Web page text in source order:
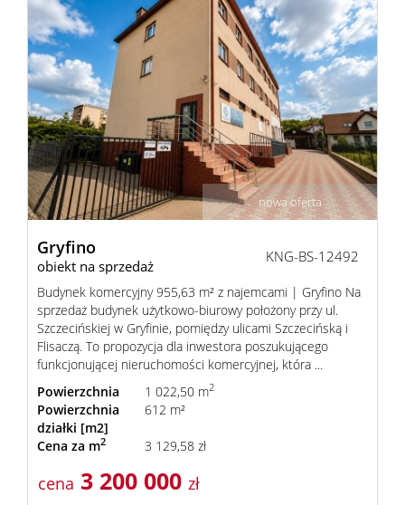
nowa oferta
Gryfino
obiekt na sprzedaż
KNG-BS-12492
Budynek komercyjny 955,63 m² z najemcami | Gryfino Na
sprzedaż budynek użytkowo-biurowy położony przy ul.
Szczecińskiej w Gryfinie, pomiędzy ulicami Szczecińską i
Flisaczą. To propozycja dla inwestora poszukującego
funkcjonującej nieruchomości komercyjnej, która ...
Powierzchnia
1 022,50 m2
Powierzchnia
działki [m2]
612 m²
Cena za m2 3 129,58 zł
cena 3 200 000 zł